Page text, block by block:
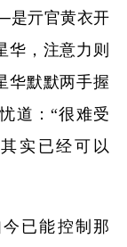
是亓官黄衣开
华，注意力则
华默默两手握
道：“很难受
实已经可以
今已能控制那